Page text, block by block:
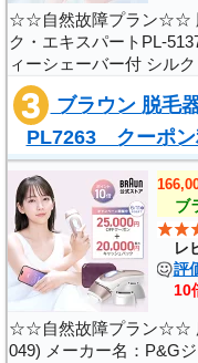
☆☆自然故障プラン☆☆
ク・エキスパートPL-
ィーシェーバー付 シル
シルク・エキスパート
ルク・エピルSES5880
ブラウン 脱毛
PL7263 クーポン
さらに最大
ブ
レ
評
10
☆☆自然故障プラン☆☆
049) メーカー名：P&G